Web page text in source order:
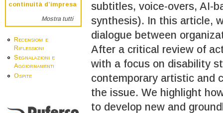
continuità d’impresa
Mostra tutti
Recensioni e
Riflessioni
Segnalazioni e
Aggiornamenti
Ospite
subtitles, voice-overs, AI-
synthesis). In this article,
dialogue between
After a critical review of
with a focus on disability
contemporary artistic and
the issue. We highlight
to develop new and